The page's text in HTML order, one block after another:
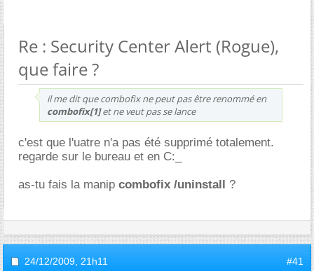
Re : Security Center Alert (Rogue),
que faire ?
il me dit que combofix ne peut pas être renommé en
combofix[1]et ne veut pas se lance
c'est que l'uatre n'a pas été supprimé totalement.
regarde sur le bureau et en C:_
as-tu fais la manip combofix /uninstall ?
24/12/2009, 21h11 #41